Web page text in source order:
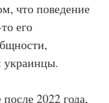
что поведение
его
украинцы.
2022 года,